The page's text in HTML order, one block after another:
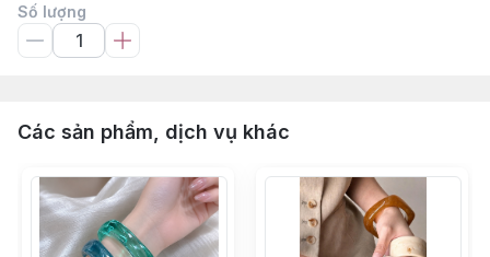
Số lượng
Các sản phẩm, dịch vụ khác